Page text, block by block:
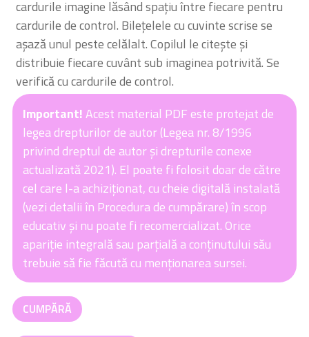
cardurile imagine lăsând spațiu între fiecare pentru
cardurile de control. Bilețelele cu cuvinte scrise se
așază unul peste celălalt. Copilul le citește și
distribuie fiecare cuvânt sub imaginea potrivită. Se
verifică cu cardurile de control.
Important!Acest material PDF este protejat de
legea drepturilor de autor (Legea nr. 8/1996
privind dreptul de autor și drepturile conexe
actualizată 2021). El poate fi folosit doar de către
cel care l-a achiziționat, cu cheie digitală instalată
(vezi detalii în Procedura de cumpărare) în scop
educativ și nu poate fi recomercializat. Orice
apariție integrală sau parțială a conținutului său
trebuie să fie făcută cu menționarea sursei.
Cantitate
Continentele
CUMPĂRĂ